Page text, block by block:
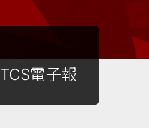
TCS電子報